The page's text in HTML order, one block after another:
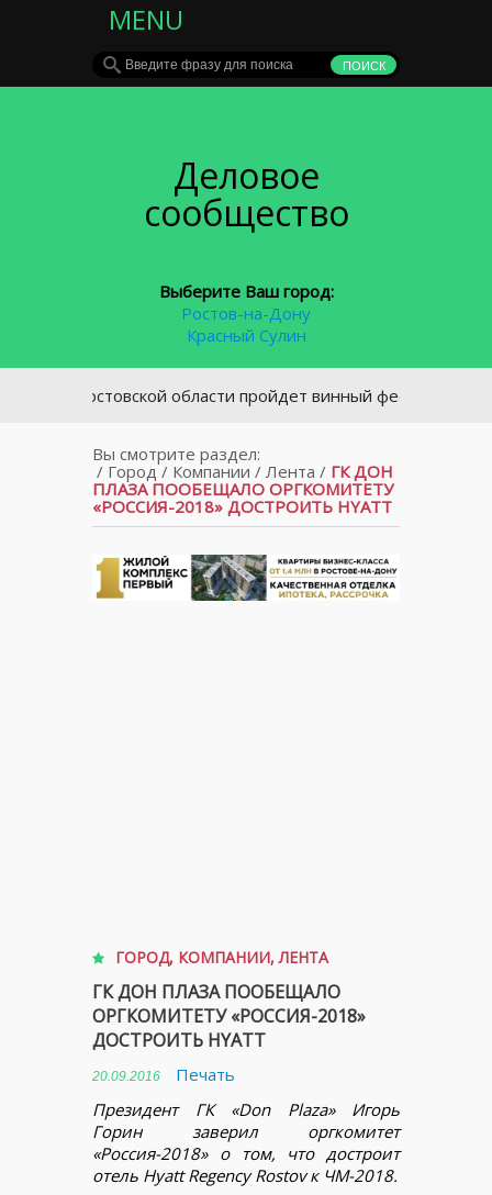
MENU
Деловое
сообщество
Выберите Ваш город:
Ростов-на-Дону
Красный Сулин
В Ростовской области пройдет винный фестиваль
Вы смотрите раздел:
/ Город/ Компании / Лента / ГК ДОН
ПЛАЗА ПООБЕЩАЛО ОРГКОМИТЕТУ
«РОССИЯ-2018» ДОСТРОИТЬ HYATT
ГОРОД, КОМПАНИИ,ЛЕНТА
ГК ДОН ПЛАЗА ПООБЕЩАЛО
ОРГКОМИТЕТУ «РОССИЯ-2018»
ДОСТРОИТЬ HYATT
20.09.2016
Печать
Президент ГК «Don Plaza» Игорь
Горин заверил оргкомитет
«Россия-2018» о том, что достроит
отель Hyatt Regency Rostov к ЧМ-2018.